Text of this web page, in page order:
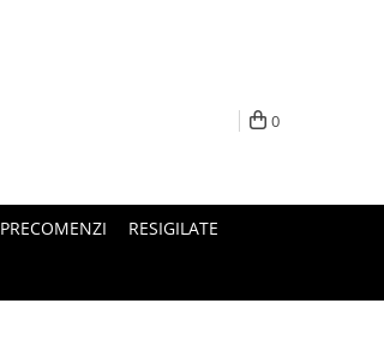
0
PRECOMENZI RESIGILATE